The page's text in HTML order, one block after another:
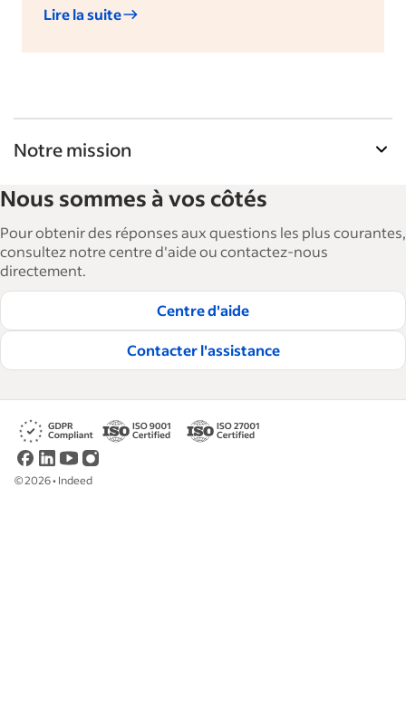
Lire la suite
Notre mission
employeurs d'Indeed aide les entreprises à
agrandir et à gérer leurs effectifs. Avec plus de 15
000 articles en 6 langues, nous proposons des
conseils, des guides détaillés et des bonnes
pratiques visant à aider les entreprises à
embaucher et à fidéliser les talents.
Lire nos règles éditoriales
Nous sommes à vos côtés
Pour obtenir des réponses aux questions les plus courantes,
consultez notre centre d'aide ou contactez-nous
directement.
Centre d'aide
Contacter l'assistance
©2026• Indeed